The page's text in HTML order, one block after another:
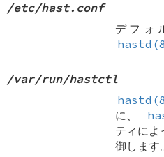
/etc/hast.conf
デフォ
/var/run/hastctl
に、
ティによ
御します。